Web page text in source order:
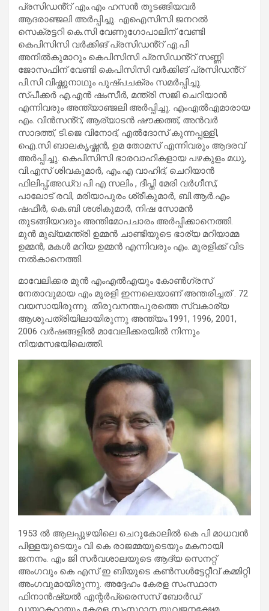
പ്രസിഡൻ്റ് എം.എം ഹസൻ തുടങ്ങിയവർ
ആദരാഞ്ജലി അർപ്പിച്ചു. എഐസിസി ജനറൽ
സെക്രട്ടറി കെ.സി വേണുഗോപാലിന് വേണ്ടി
കെപിസിസി വർക്കിങ് പ്രസിഡൻ്റ് എ.പി
അനിൽകുമാറും കെപിസിസി പ്രസിഡൻ്റ് സണ്ണി
ജോസഫിന് വേണ്ടി കെപിസിസി വർക്കിങ് പ്രസിഡൻ്റ്
പി.സി വിഷ്ണുനാഥും പുഷ്പചക്രം സമർപ്പിച്ചു.
സ്പീക്കർ എ.എൻ ഷംസീർ, മന്ത്രി സജി ചെറിയാൻ
എന്നിവരും അന്ത്യാഞ്ജലി അർപ്പിച്ചു. എംഎൽഎമാരായ
എം. വിൻസൻ്റ്, ആര്യാടൻ ഷൗക്കത്ത്, അൻവർ
സാദത്ത്, ടി.ജെ വിനോദ്, എൽദോസ് കുന്നപ്പള്ളി,
ഐ.സി ബാലകൃഷ്ണൻ, ഉമ തോമസ് എന്നിവരും ആദരവ്
അർപ്പിച്ചു. കെപിസിസി ഭാരവാഹികളായ പഴകുളം മധു,
വി.എസ് ശിവകുമാർ, എം.എ വാഹിദ്, ചെറിയാൻ
ഫിലിപ്പ്,അഡ്വ പി എ സലിം , ദീപ്തി മേരി വർഗീസ്,
പാലോട് രവി, മരിയാപുരം ശ്രീകുമാർ, ബി.ആർ.എം
ഷഫീർ, കെ.ബി ശശികുമാർ, നിഷ സോമൻ
തുടങ്ങിയവരും അന്തിമോപചാരം അർപ്പിക്കാനെത്തി.
മുൻ മുഖ്യമന്ത്രി ഉമ്മൻ ചാണ്ടിയുടെ ഭാര്യ മറിയാമ്മ
ഉമ്മൻ, മകൾ മറിയ ഉമ്മൻ എന്നിവരും എം. മുരളിക്ക് വിട
നൽകാനെത്തി.
മാവേലിക്കര മുൻ എംഎല്‍എയും കോണ്‍ഗ്രസ്
നേതാവുമായ എം മുരളി ഇന്നലെയാണ് അന്തരിച്ചത് . 72
വയസായിരുന്നു. തിരുവനന്തപുരത്തെ സ്വകാര്യ
ആശുപത്രിയിലായിരുന്നു അന്ത്യം.1991, 1996, 2001,
2006 വർഷങ്ങളില്‍ മാവേലിക്കരയില്‍ നിന്നും
നിയമസഭയിലെത്തി.
1953 ല്‍ ആലപ്പുഴയിലെ ചെറുകോലില്‍ കെ പി മാധവൻ
പിള്ളയുടെയും വി കെ രാജമ്മയുടെയും മകനായി
ജനനം. എം ജി സർവശാലയുടെ ആദ്യ സെനറ്റ്
അംഗവും കെ എസ് ഇ ബിയുടെ കണ്‍സള്‍ട്ടേറ്റീവ് കമ്മിറ്റി
അംഗവുമായിരുന്നു. അദ്ദേഹം കേരള സംസ്ഥാന
ഫിനാൻഷ്യല്‍ എന്റർപ്രൈസസ് ബോർഡ്